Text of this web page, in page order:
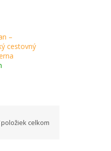
–
cestovný
položiek celkom